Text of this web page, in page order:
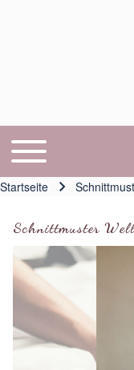
Hauptnavigation
Toggle main menu
Startseite
Schnittmuster